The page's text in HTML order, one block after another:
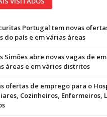
Portugal tem novas
do país e em várias áreas
Simões abre novas vagas de
áreas e em vários distritos
ofertas de emprego para o
Cozinheiros, Enfermeiros,